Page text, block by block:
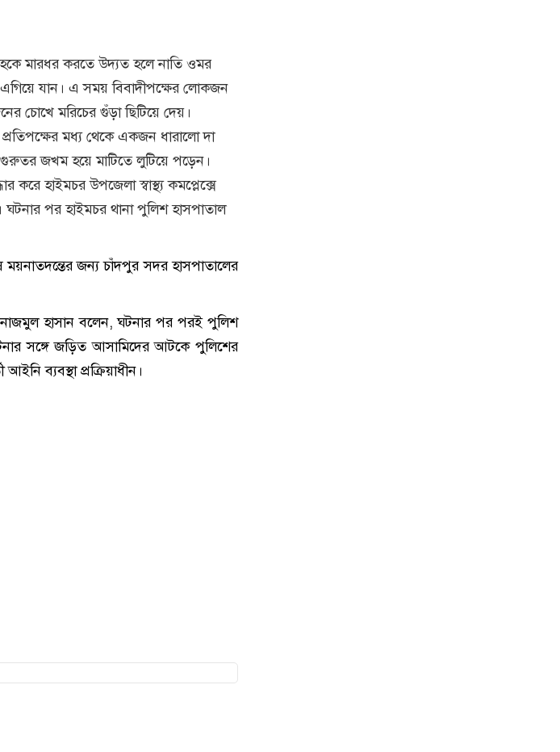
মারধর করতে উদ্যত হলে নাতি ওমর
যান। এ সময় বিবাদীপক্ষের লোকজন
চোখে মরিচের গুঁড়া ছিটিয়ে দেয়।
প্রতিপক্ষের মধ্য থেকে একজন ধারালো দা
জখম হয়ে মাটিতে লুটিয়ে পড়েন।
হাইমচর উপজেলা স্বাস্থ্য কমপ্লেক্সে
পর হাইমচর থানা পুলিশ হাসপাতাল
ময়নাতদন্তের জন্য চাঁদপুর সদর হাসপাতালের
নাজমুল হাসান বলেন, ঘটনার পর পরই পুলিশ
সঙ্গে জড়িত আসামিদের আটকে পুলিশের
ব্যবস্থা প্রক্রিয়াধীন।